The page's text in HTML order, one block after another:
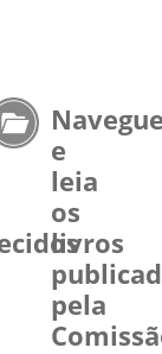
e
leia
os
livros
pela